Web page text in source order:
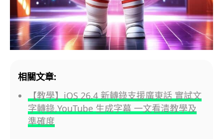
相關文章:
【教學】iOS 26.4 新轉錄支援廣東話 實試文
字轉錄,YouTube 生成字幕 一文看清教學及
準確度